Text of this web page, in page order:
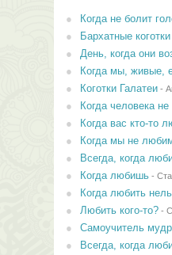
Когда не болит
Бархатные коготки
День, когда они
Когда мы, живые,
Коготки Галатеи-
Когда человека
Когда вас кто-то
Когда мы не
Всегда, когда
Когда любишь-
Когда любить
Любить кого-то?-
Самоучитель
Всегда, когда